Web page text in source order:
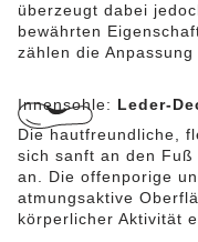
überzeugt dabei
bewährten
zählen die
Innensohle: Leder-
Die hautfreundliche,
sich sanft an den
an. Die offenporige
atmungsaktive
körperlicher Aktivität